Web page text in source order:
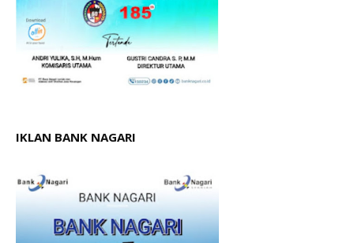
IKLAN BANK NAGARI